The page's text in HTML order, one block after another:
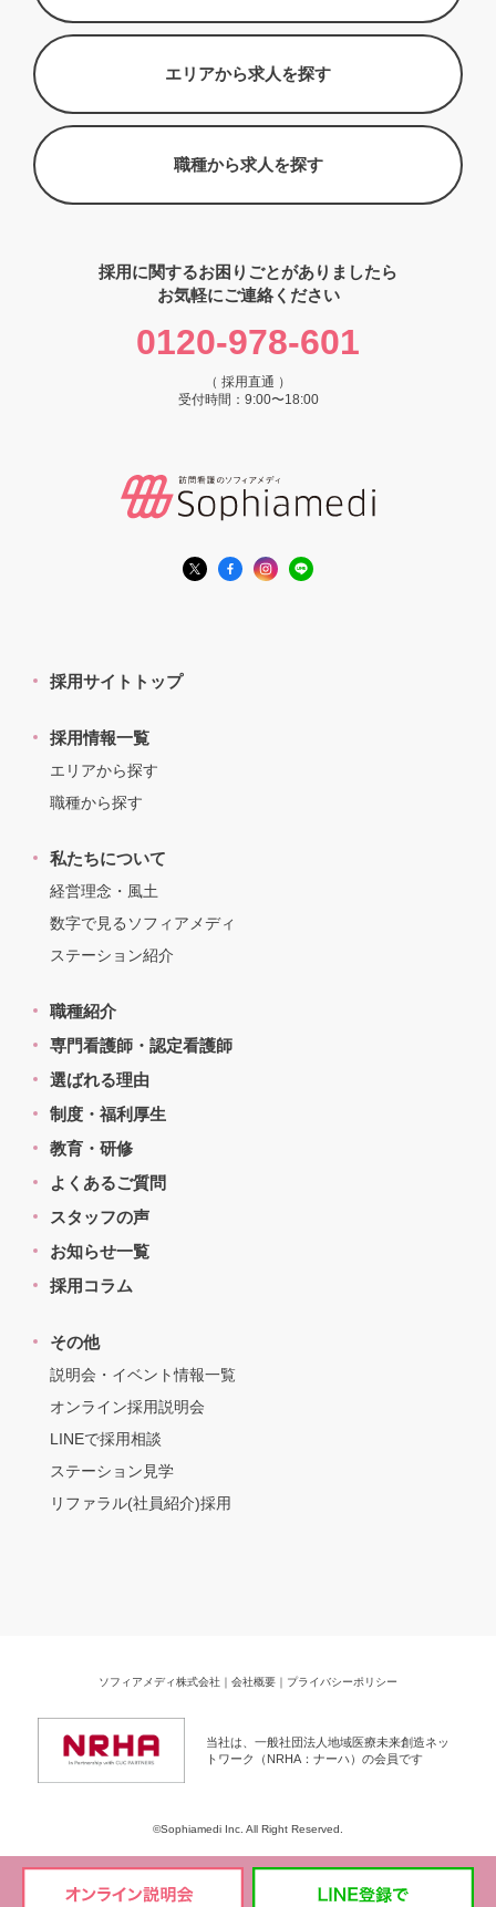
エリアから求人を探す
職種から求人を探す
採用に関するお困りごとがありましたら
お気軽にご連絡ください
0120-978-601
（ 採用直通 ）
受付時間：9:00〜18:00
採用サイトトップ
採用情報一覧
エリアから探す
職種から探す
私たちについて
経営理念・風土
数字で見るソフィアメディ
ステーション紹介
職種紹介
専門看護師・認定看護師
選ばれる理由
制度・福利厚生
教育・研修
よくあるご質問
スタッフの声
お知らせ一覧
採用コラム
その他
説明会・イベント情報一覧
オンライン採用説明会
LINEで採用相談
ステーション見学
リファラル(社員紹介)採用
ソフィアメディ株式会社 会社概要 プライバシーポリシー
当社は、一般社団法人地域医療未来創造ネッ
トワーク（NRHA：ナーハ）の会員です
©Sophiamedi Inc. All Right Reserved.